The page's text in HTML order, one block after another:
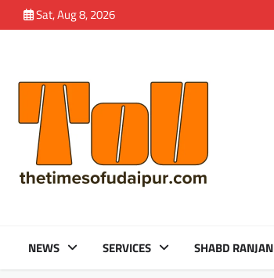
to
Sat, Aug 8, 2026
NEWS SERVICES SHABD RANJAN